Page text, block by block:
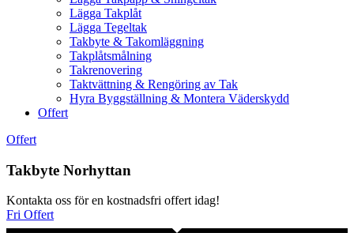
Lägga Takplåt
Lägga Tegeltak
Takbyte & Takomläggning
Takplåtsmålning
Takrenovering
Taktvättning & Rengöring av Tak
Hyra Byggställning & Montera Väderskydd
Offert
Offert
Takbyte Norhyttan
Kontakta oss för en kostnadsfri offert idag!
Fri Offert